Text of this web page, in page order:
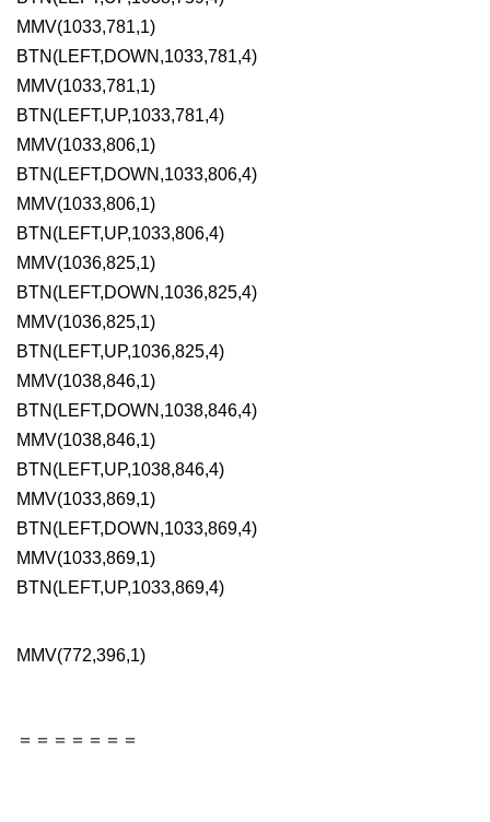
MMV(1033,781,1)
BTN(LEFT,DOWN,1033,781,4)
MMV(1033,781,1)
BTN(LEFT,UP,1033,781,4)
MMV(1033,806,1)
BTN(LEFT,DOWN,1033,806,4)
MMV(1033,806,1)
BTN(LEFT,UP,1033,806,4)
MMV(1036,825,1)
BTN(LEFT,DOWN,1036,825,4)
MMV(1036,825,1)
BTN(LEFT,UP,1036,825,4)
MMV(1038,846,1)
BTN(LEFT,DOWN,1038,846,4)
MMV(1038,846,1)
BTN(LEFT,UP,1038,846,4)
MMV(1033,869,1)
BTN(LEFT,DOWN,1033,869,4)
MMV(1033,869,1)
BTN(LEFT,UP,1033,869,4)
MMV(772,396,1)
＝＝＝＝＝＝＝